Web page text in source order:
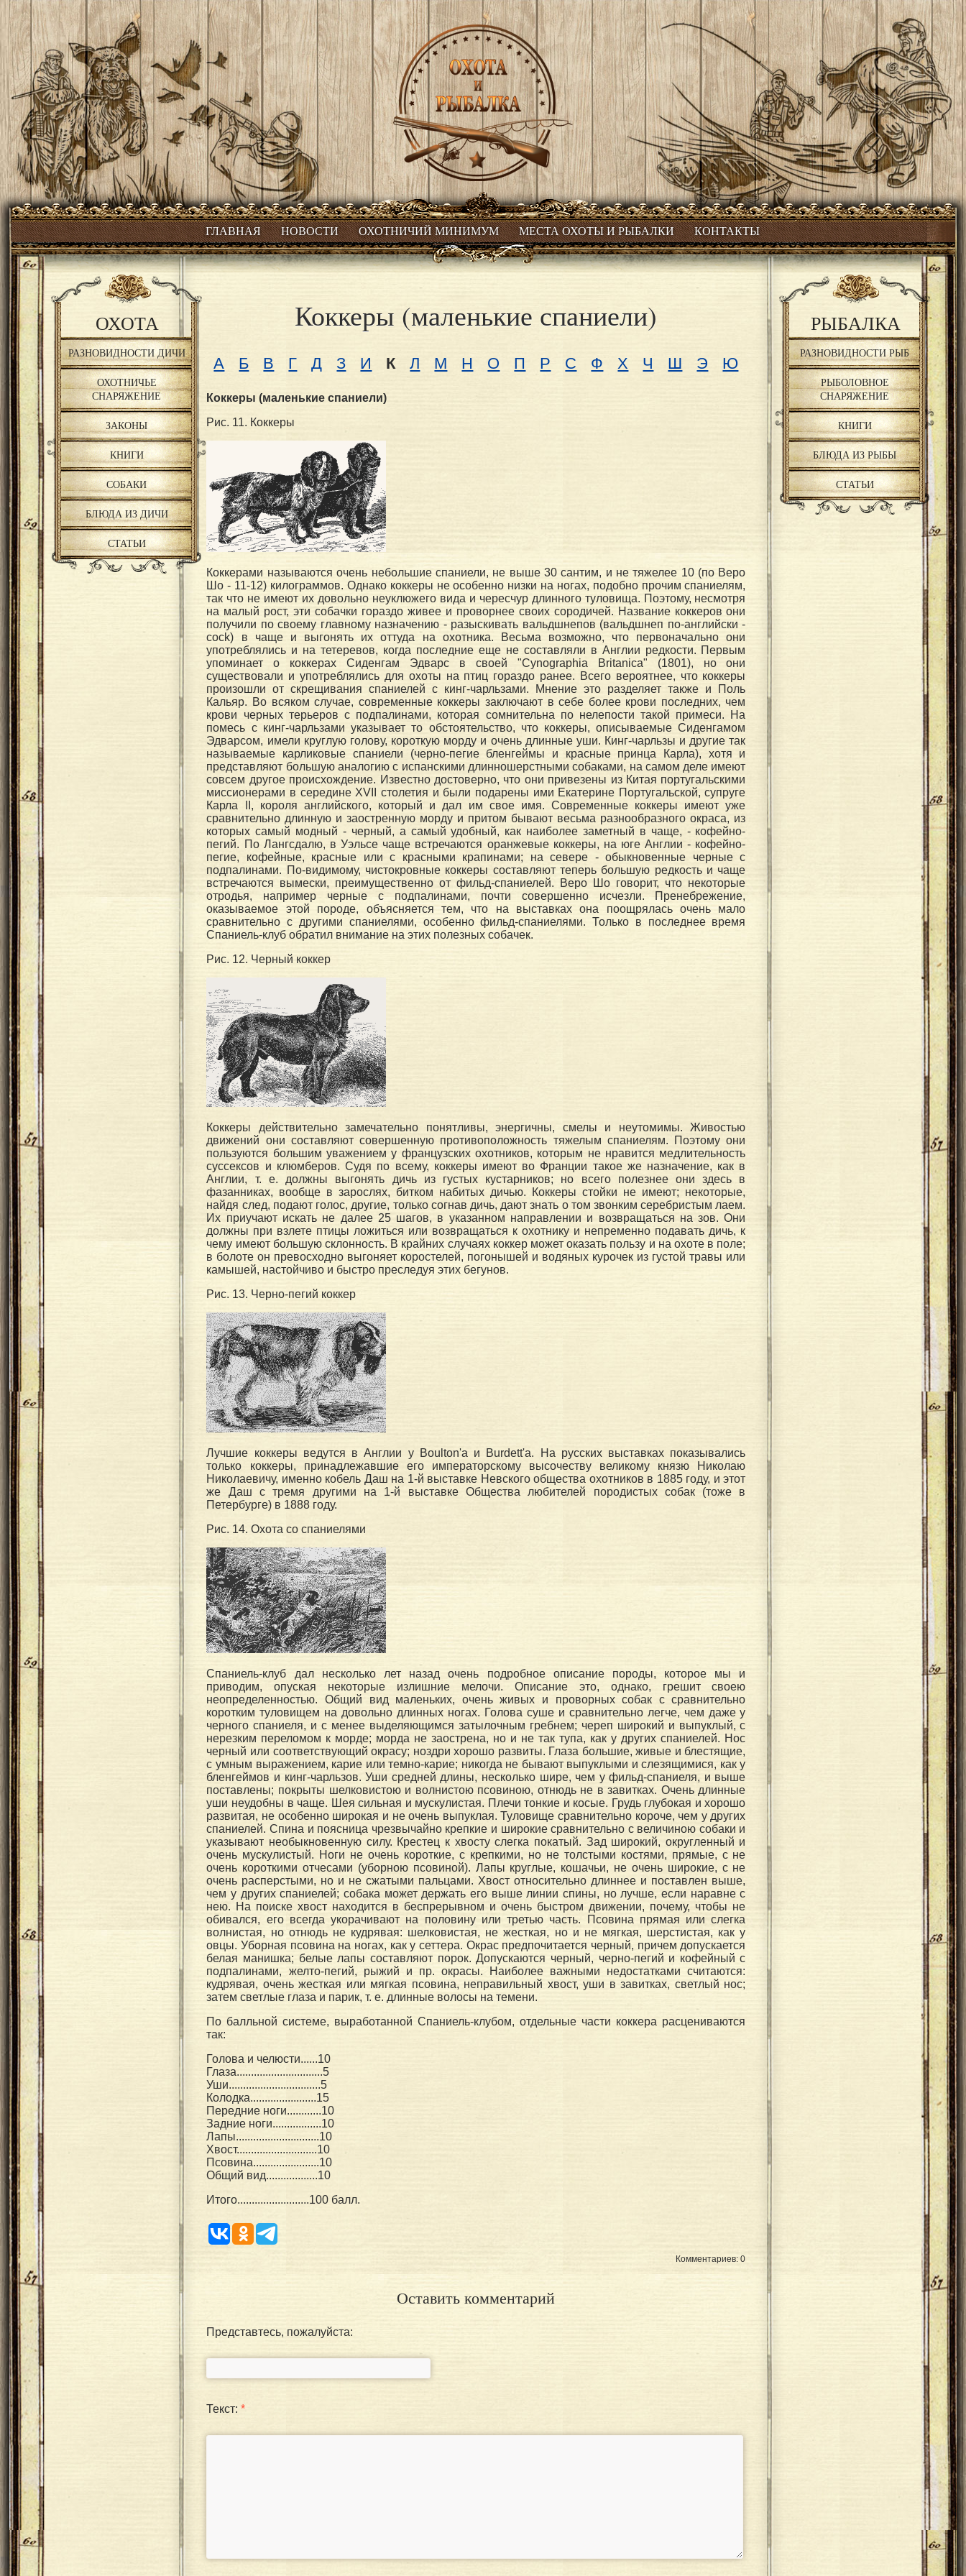
ГЛАВНАЯ НОВОСТИ ОХОТНИЧИЙ МИНИМУМ МЕСТА ОХОТЫ И РЫБАЛКИ КОНТАКТЫ
ОХОТА
РАЗНОВИДНОСТИ ДИЧИ
ОХОТНИЧЬЕ
СНАРЯЖЕНИЕ
ЗАКОНЫ
КНИГИ
СОБАКИ
БЛЮДА ИЗ ДИЧИ
СТАТЬИ
Коккеры (маленькие спаниели)
A Б В Г Д З И К Л М Н О П Р С Ф Х Ч Ш Э Ю
Коккеры (маленькие спаниели)
Рис. 11. Коккеры
Коккерами называются очень небольшие спаниели, не выше 30 сантим, и не тяжелее 10 (по Веро
Шо - 11-12) килограммов. Однако коккеры не особенно низки на ногах, подобно прочим спаниелям,
так что не имеют их довольно неуклюжего вида и чересчур длинного туловища. Поэтому, несмотря
на малый рост, эти собачки гораздо живее и проворнее своих сородичей. Название коккеров они
получили по своему главному назначению - разыскивать вальдшнепов (вальдшнеп по-английски -
cock) в чаще и выгонять их оттуда на охотника. Весьма возможно, что первоначально они
употреблялись и на тетеревов, когда последние еще не составляли в Англии редкости. Первым
упоминает о коккерах Сиденгам Эдварс в своей "Cynographia Britanica" (1801), но они
существовали и употреблялись для охоты на птиц гораздо ранее. Всего вероятнее, что коккеры
произошли от скрещивания спаниелей с кинг-чарльзами. Мнение это разделяет также и Поль
Кальяр. Во всяком случае, современные коккеры заключают в себе более крови последних, чем
крови черных терьеров с подпалинами, которая сомнительна по нелепости такой примеси. На
помесь с кинг-чарльзами указывает то обстоятельство, что коккеры, описываемые Сиденгамом
Эдварсом, имели круглую голову, короткую морду и очень длинные уши. Кинг-чарльзы и другие так
называемые карликовые спаниели (черно-пегие бленгеймы и красные принца Карла), хотя и
представляют большую аналогию с испанскими длинношерстными собаками, на самом деле имеют
совсем другое происхождение. Известно достоверно, что они привезены из Китая португальскими
миссионерами в середине XVII столетия и были подарены ими Екатерине Португальской, супруге
Карла II, короля английского, который и дал им свое имя. Современные коккеры имеют уже
сравнительно длинную и заостренную морду и притом бывают весьма разнообразного окраса, из
которых самый модный - черный, а самый удобный, как наиболее заметный в чаще, - кофейно-
пегий. По Лангсдалю, в Уэльсе чаще встречаются оранжевые коккеры, на юге Англии - кофейно-
пегие, кофейные, красные или с красными крапинами; на севере - обыкновенные черные с
подпалинами. По-видимому, чистокровные коккеры составляют теперь большую редкость и чаще
встречаются вымески, преимущественно от фильд-спаниелей. Веро Шо говорит, что некоторые
отродья, например черные с подпалинами, почти совершенно исчезли. Пренебрежение,
оказываемое этой породе, объясняется тем, что на выставках она поощрялась очень мало
сравнительно с другими спаниелями, особенно фильд-спаниелями. Только в последнее время
Спаниель-клуб обратил внимание на этих полезных собачек.
Рис. 12. Черный коккер
Коккеры действительно замечательно понятливы, энергичны, смелы и неутомимы. Живостью
движений они составляют совершенную противоположность тяжелым спаниелям. Поэтому они
пользуются большим уважением у французских охотников, которым не нравится медлительность
суссексов и клюмберов. Судя по всему, коккеры имеют во Франции такое же назначение, как в
Англии, т. е. должны выгонять дичь из густых кустарников; но всего полезнее они здесь в
фазанниках, вообще в зарослях, битком набитых дичью. Коккеры стойки не имеют; некоторые,
найдя след, подают голос, другие, только согнав дичь, дают знать о том звонким серебристым лаем.
Их приучают искать не далее 25 шагов, в указанном направлении и возвращаться на зов. Они
должны при взлете птицы ложиться или возвращаться к охотнику и непременно подавать дичь, к
чему имеют большую склонность. В крайних случаях коккер может оказать пользу и на охоте в поле;
в болоте он превосходно выгоняет коростелей, погонышей и водяных курочек из густой травы или
камышей, настойчиво и быстро преследуя этих бегунов.
Рис. 13. Черно-пегий коккер
Лучшие коккеры ведутся в Англии у Boulton'a и Burdett'a. На русских выставках показывались
только коккеры, принадлежавшие его императорскому высочеству великому князю Николаю
Николаевичу, именно кобель Даш на 1-й выставке Невского общества охотников в 1885 году, и этот
же Даш с тремя другими на 1-й выставке Общества любителей породистых собак (тоже в
Петербурге) в 1888 году.
Рис. 14. Охота со спаниелями
Спаниель-клуб дал несколько лет назад очень подробное описание породы, которое мы и
приводим, опуская некоторые излишние мелочи. Описание это, однако, грешит своею
неопределенностью. Общий вид маленьких, очень живых и проворных собак с сравнительно
коротким туловищем на довольно длинных ногах. Голова суше и сравнительно легче, чем даже у
черного спаниеля, и с менее выделяющимся затылочным гребнем; череп широкий и выпуклый, с
нерезким переломом к морде; морда не заострена, но и не так тупа, как у других спаниелей. Нос
черный или соответствующий окрасу; ноздри хорошо развиты. Глаза большие, живые и блестящие,
с умным выражением, карие или темно-карие; никогда не бывают выпуклыми и слезящимися, как у
бленгеймов и кинг-чарльзов. Уши средней длины, несколько шире, чем у фильд-спаниеля, и выше
поставлены; покрыты шелковистою и волнистою псовиною, отнюдь не в завитках. Очень длинные
уши неудобны в чаще. Шея сильная и мускулистая. Плечи тонкие и косые. Грудь глубокая и хорошо
развитая, не особенно широкая и не очень выпуклая. Туловище сравнительно короче, чем у других
спаниелей. Спина и поясница чрезвычайно крепкие и широкие сравнительно с величиною собаки и
указывают необыкновенную силу. Крестец к хвосту слегка покатый. Зад широкий, округленный и
очень мускулистый. Ноги не очень короткие, с крепкими, но не толстыми костями, прямые, с не
очень короткими отчесами (уборною псовиной). Лапы круглые, кошачьи, не очень широкие, с не
очень расперстыми, но и не сжатыми пальцами. Хвост относительно длиннее и поставлен выше,
чем у других спаниелей; собака может держать его выше линии спины, но лучше, если наравне с
нею. На поиске хвост находится в беспрерывном и очень быстром движении, почему, чтобы не
обивался, его всегда укорачивают на половину или третью часть. Псовина прямая или слегка
волнистая, но отнюдь не кудрявая: шелковистая, не жесткая, но и не мягкая, шерстистая, как у
овцы. Уборная псовина на ногах, как у сеттера. Окрас предпочитается черный, причем допускается
белая манишка; белые лапы составляют порок. Допускаются черный, черно-пегий и кофейный с
подпалинами, желто-пегий, рыжий и пр. окрасы. Наиболее важными недостатками считаются:
кудрявая, очень жесткая или мягкая псовина, неправильный хвост, уши в завитках, светлый нос;
затем светлые глаза и парик, т. е. длинные волосы на темени.
По балльной системе, выработанной Спаниель-клубом, отдельные части коккера расцениваются
так:
Голова и челюсти......10
Глаза..............................5
Уши................................5
Колодка.......................15
Передние ноги............10
Задние ноги.................10
Лапы.............................10
Хвост............................10
Псовина.......................10
Общий вид..................10
Итого.........................100 балл.
Комментариев: 0
Оставить комментарий
Представтесь, пожалуйста:
Текст:*
РЫБАЛКА
РАЗНОВИДНОСТИ РЫБ
РЫБОЛОВНОЕ
СНАРЯЖЕНИЕ
КНИГИ
БЛЮДА ИЗ РЫБЫ
СТАТЬИ